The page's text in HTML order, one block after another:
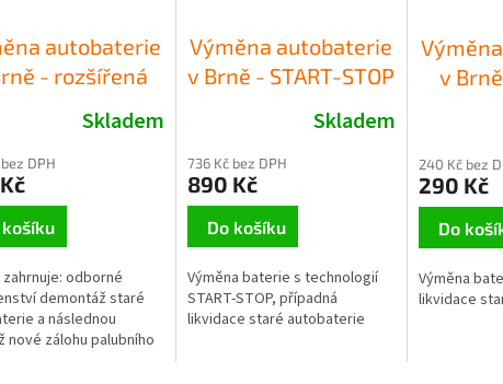
autobaterie
- rozšířená
Skladem
DPH
košíku
zahrnuje: odborné
demontáž staré
a následnou
nové zálohu palubního
Výměna autobaterie
v Brně - START-STOP
Skladem
736 Kč bez DPH
890 Kč
Do košíku
Výměna baterie s technologií
START-STOP, případná
likvidace staré autobaterie
v
240 Kč bez
290 Kč
Do
Výměna
likvidace